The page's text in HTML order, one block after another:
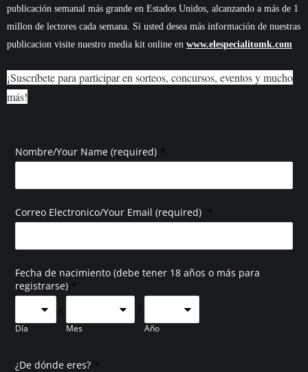
publicación semanal más grande en Estados Unidos, alcanzando a más de 1
millon de lectores cada semana. Si usted desea más información de nuestras
publicacion visite nuestro media kit online en www.elespecialitomk.com
¡Suscríbete para participar en sorteos, concursos, eventos y mucho
más!
Nombre/Your Name (required) *
Correo Electronico/Your Email (required) *
Fecha de nacimiento (debe tener 18 años o más para
registrarse) *
Día
/
Mes
/
Año
¿De dónde eres? *